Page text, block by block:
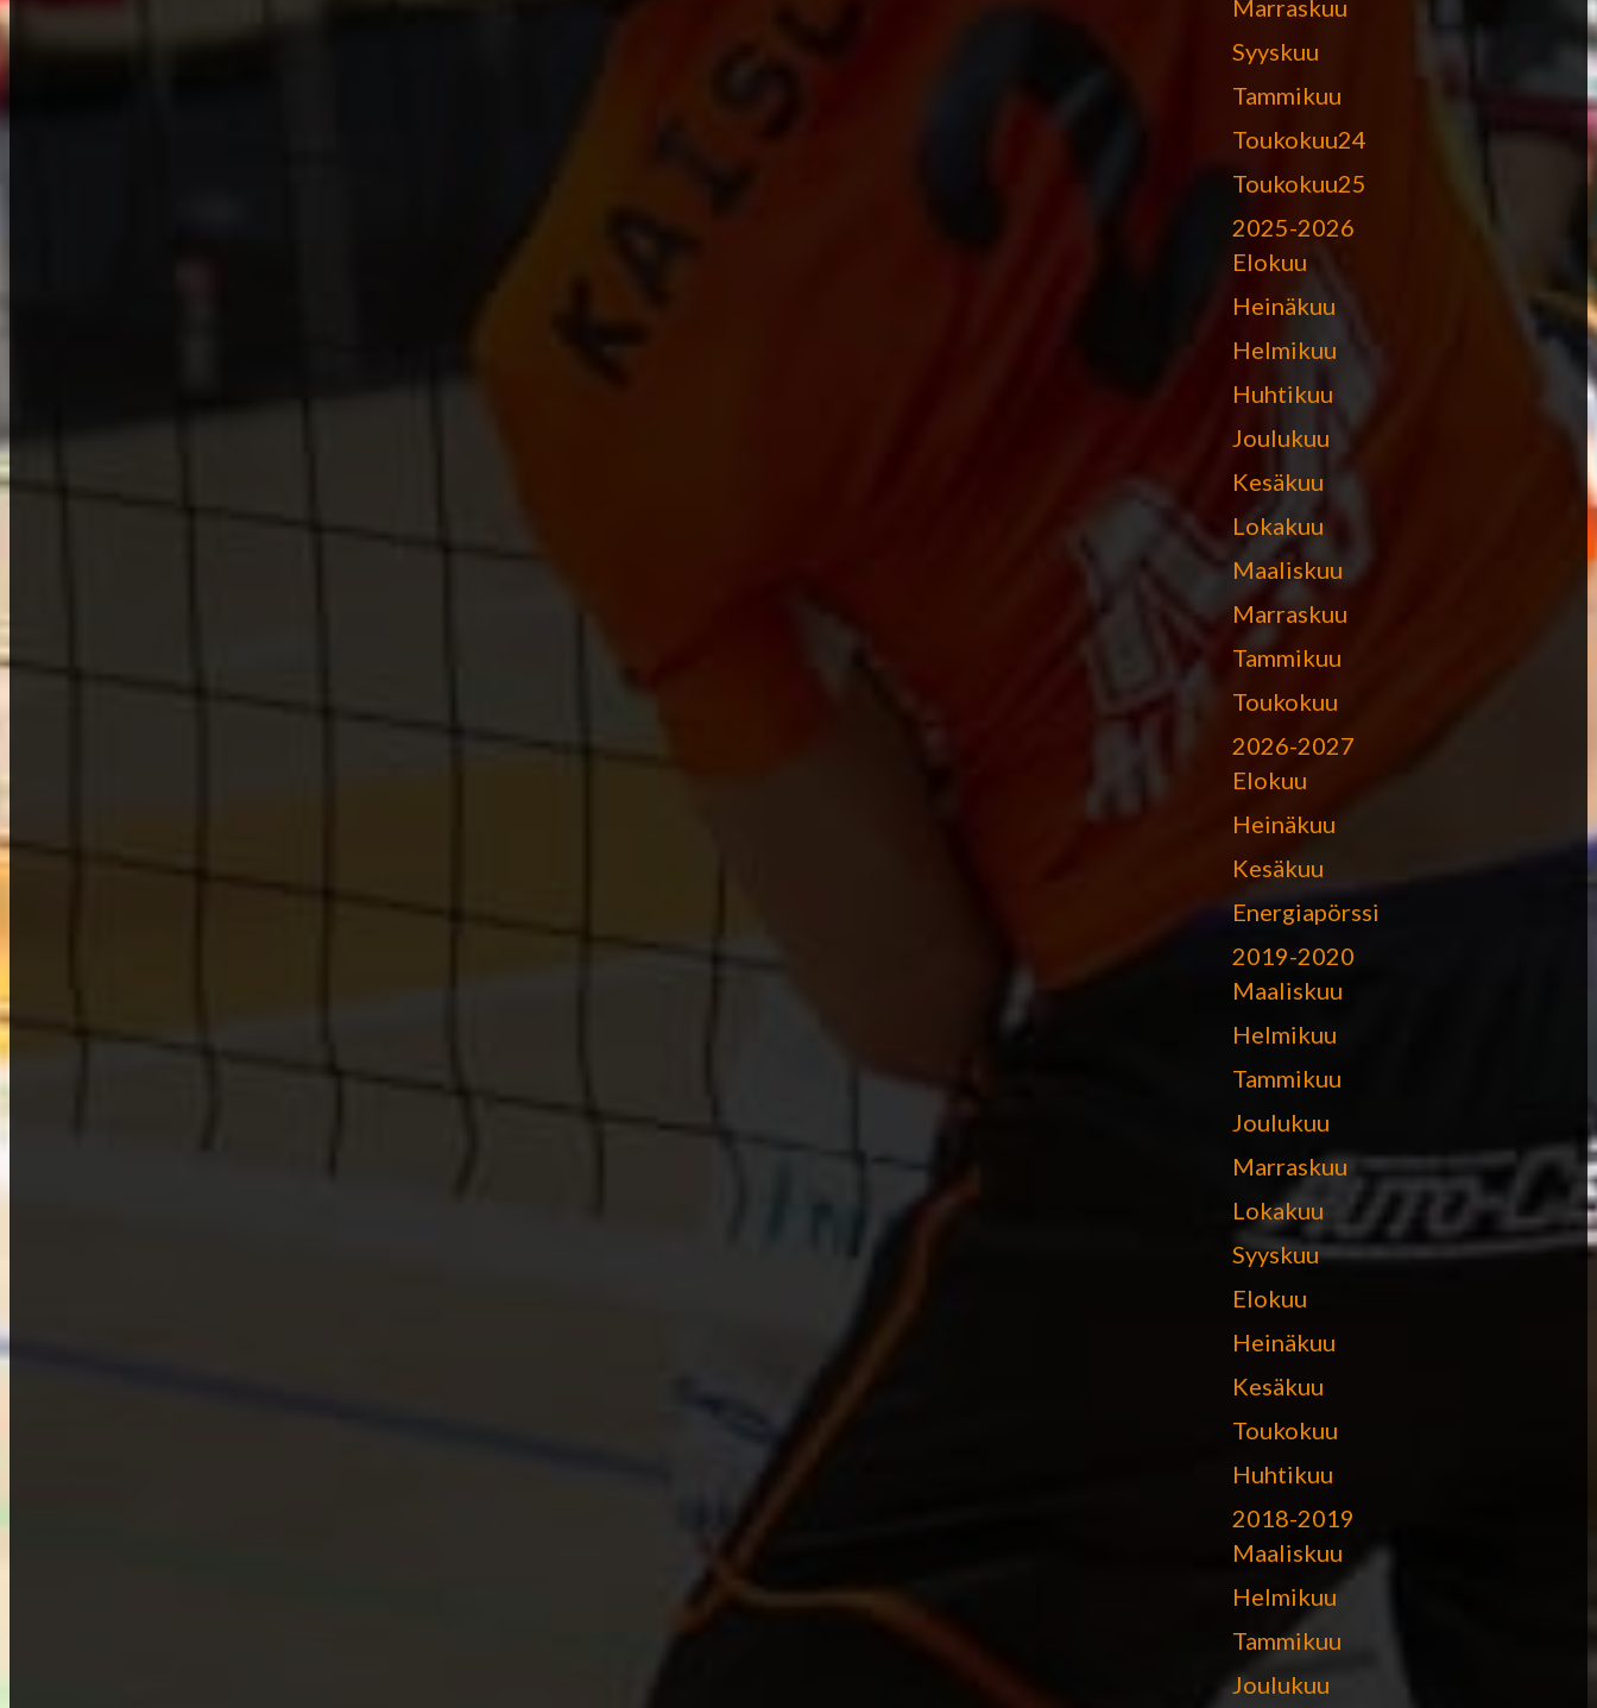
Marraskuu
Syyskuu
Tammikuu
Toukokuu24
Toukokuu25
2025-2026
Elokuu
Heinäkuu
Helmikuu
Huhtikuu
Joulukuu
Kesäkuu
Lokakuu
Maaliskuu
Marraskuu
Tammikuu
Toukokuu
2026-2027
Elokuu
Heinäkuu
Kesäkuu
Energiapörssi
2019-2020
Maaliskuu
Helmikuu
Tammikuu
Joulukuu
Marraskuu
Lokakuu
Syyskuu
Elokuu
Heinäkuu
Kesäkuu
Toukokuu
Huhtikuu
2018-2019
Maaliskuu
Helmikuu
Tammikuu
Joulukuu